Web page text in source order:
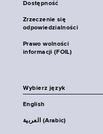
Dostępność
Zrzeczenie się
odpowiedzialności
Prawo wolności
informacji (FOIL)
Wybierz język
English
العربية (Arabic)